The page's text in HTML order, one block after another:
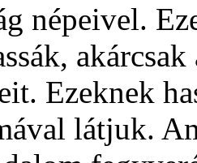
népeivel.
Ezeknek
látjuk.